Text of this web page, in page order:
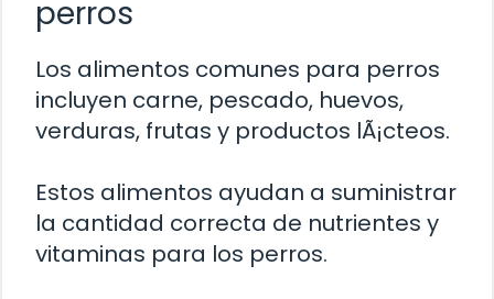
perros
Los alimentos comunes para perros
incluyen carne, pescado, huevos,
verduras, frutas y productos lÃ¡cteos.
Estos alimentos ayudan a suministrar
la cantidad correcta de nutrientes y
vitaminas para los perros.